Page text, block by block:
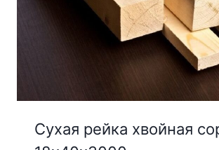
Сухая рейка хвойная